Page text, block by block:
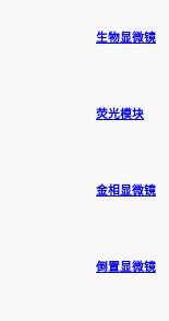
生物显微镜
荧光模块
金相显微镜
倒置显微镜